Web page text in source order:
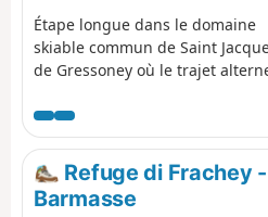
Étape longue dans le domaine
skiable commun de Saint
de Gressoney où le trajet
plus étroits.
Refuge di Frachey
Barmasse